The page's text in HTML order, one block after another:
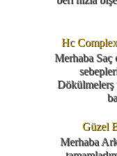
Hc
Merhaba Saç
Dökülmelerş
Güzel
Merhaba